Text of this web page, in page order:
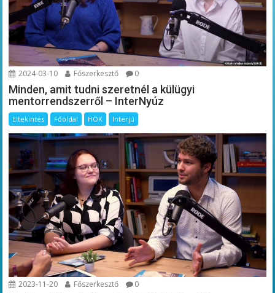
2024-03-10 Főszerkesztő 0
Minden, amit tudni szeretnél a külügyi
mentorrendszerről – InterNyúz
Eltekintés Főoldal HÖK Interjú
2023-11-20 Főszerkesztő 0